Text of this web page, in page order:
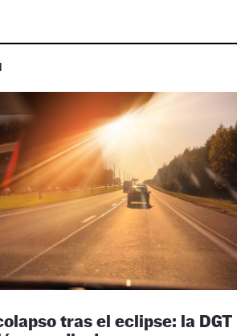
tras el eclipse: la DGT